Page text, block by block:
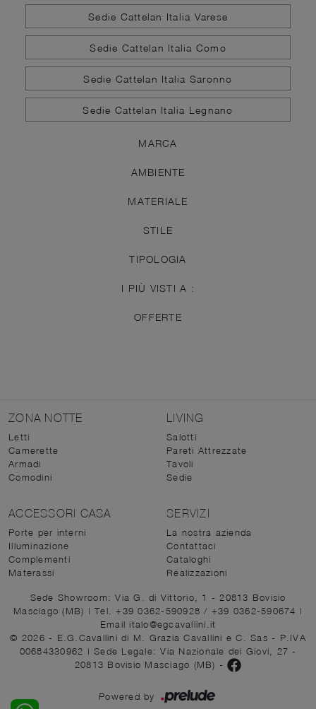
Sedie Cattelan Italia Varese
Sedie Cattelan Italia Como
Sedie Cattelan Italia Saronno
Sedie Cattelan Italia Legnano
MARCA
AMBIENTE
MATERIALE
STILE
TIPOLOGIA
I PIÙ VISTI A :
OFFERTE
ZONA NOTTE
Letti
Camerette
Armadi
Comodini
LIVING
Salotti
Pareti Attrezzate
Tavoli
Sedie
ACCESSORI CASA
Porte per interni
Illuminazione
Complementi
Materassi
SERVIZI
La nostra azienda
Contattaci
Cataloghi
Realizzazioni
Sede Showroom: Via G. di Vittorio, 1 - 20813 Bovisio
Masciago (MB) | Tel. +39 0362-590928/ +39 0362-590674 |
Email italo@egcavallini.it
© 2026 - E.G.Cavallini di M. Grazia Cavallini e C. Sas - P.IVA
00684330962 | Sede Legale: Via Nazionale dei Giovi, 27 -
20813 Bovisio Masciago (MB) -
Powered by